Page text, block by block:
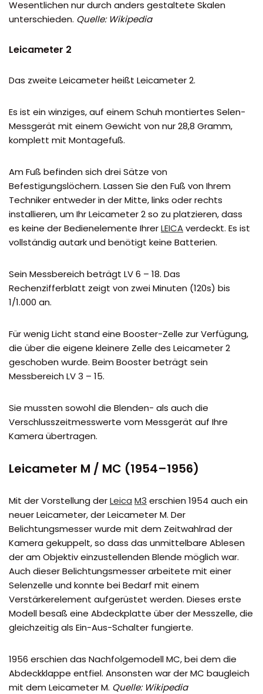
Wesentlichen nur durch anders gestaltete Skalen
unterschieden. Quelle: Wikipedia
Leicameter 2
Das zweite Leicameter heißt Leicameter 2.
Es ist ein winziges, auf einem Schuh montiertes Selen-
Messgerät mit einem Gewicht von nur 28,8 Gramm,
komplett mit Montagefuß.
Am Fuß befinden sich drei Sätze von
Befestigungslöchern. Lassen Sie den Fuß von Ihrem
Techniker entweder in der Mitte, links oder rechts
installieren, um Ihr Leicameter 2 so zu platzieren, dass
es keine der Bedienelemente IhrerLEICAverdeckt. Es ist
vollständig autark und benötigt keine Batterien.
Sein Messbereich beträgt LV 6 – 18. Das
Rechenzifferblatt zeigt von zwei Minuten (120s) bis
1/1.000 an.
Für wenig Licht stand eine Booster-Zelle zur Verfügung,
die über die eigene kleinere Zelle des Leicameter 2
geschoben wurde. Beim Booster beträgt sein
Messbereich LV 3 – 15.
Sie mussten sowohl die Blenden- als auch die
Verschlusszeitmesswerte vom Messgerät auf Ihre
Kamera übertragen.
Leicameter M / MC (1954–1956)
Mit der Vorstellung derLeica M3 erschien 1954 auch ein
neuer Leicameter, der Leicameter M. Der
Belichtungsmesser wurde mit dem Zeitwahlrad der
Kamera gekuppelt, so dass das unmittelbare Ablesen
der am Objektiv einzustellenden Blende möglich war.
Auch dieser Belichtungsmesser arbeitete mit einer
Selenzelle und konnte bei Bedarf mit einem
Verstärkerelement aufgerüstet werden. Dieses erste
Modell besaß eine Abdeckplatte über der Messzelle, die
gleichzeitig als Ein-Aus-Schalter fungierte.
1956 erschien das Nachfolgemodell MC, bei dem die
Abdeckklappe entfiel. Ansonsten war der MC baugleich
mit dem Leicameter M. Quelle: Wikipedia